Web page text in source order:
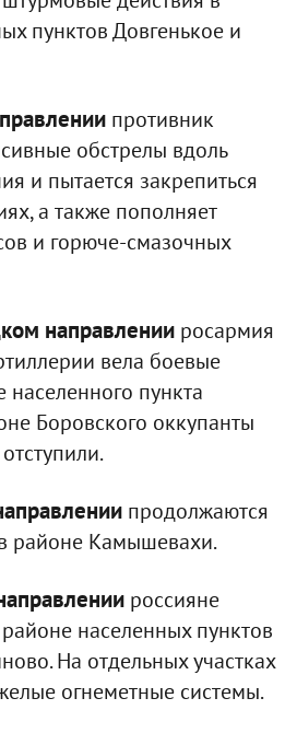
пунктов Довгенькое и
противник
обстрелы вдоль
и пытается закрепиться
а также пополняет
и горюче-смазочных
направленииросармия
вела боевые
населенного пункта
Боровского оккупанты
продолжаются
районе Камышевахи.
россияне
населенных пунктов
На отдельных участках
огнеметные системы.